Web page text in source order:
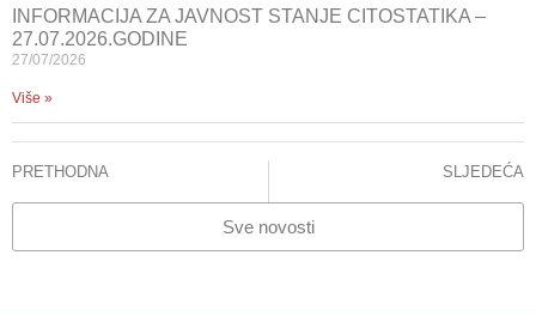
INFORMACIJA ZA JAVNOST STANJE CITOSTATIKA –
27.07.2026.GODINE
27/07/2026
Više »
PRETHODNA SLJEDEĆA
Sve novosti